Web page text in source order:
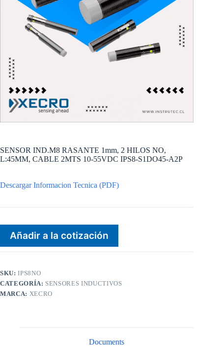
SENSOR IND.M8 RASANTE 1mm, 2 HILOS NO,
L:45MM, CABLE 2MTS 10-55VDC IPS8-S1DO45-A2P
Descargar Informacion Tecnica (PDF)
Añadir a la cotización
SKU:IPS8NO
CATEGORÍA: SENSORES INDUCTIVOS
MARCA: XECRO
Documents